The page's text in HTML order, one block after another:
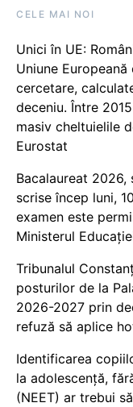
CELE MAI NOI
Unici în UE:
Uniune
cercetare,
deceniu. Între
masiv cheltuielile
Eurostat
Bacalaureat 2026,
scrise încep luni,
examen este
Ministerul
Tribunalul
posturilor de la
2026-2027 prin
refuză să aplice
Identificarea
la adolescență,
(NEET) ar trebui